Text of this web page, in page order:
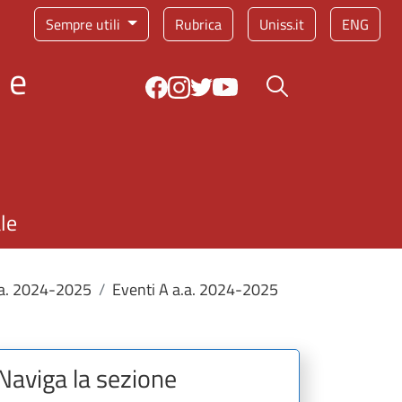
Sempre utili Rubrica Uniss.it ENG
Bottone cerca
2024-2025 Eventi A a.a. 2024-2025
la sezione